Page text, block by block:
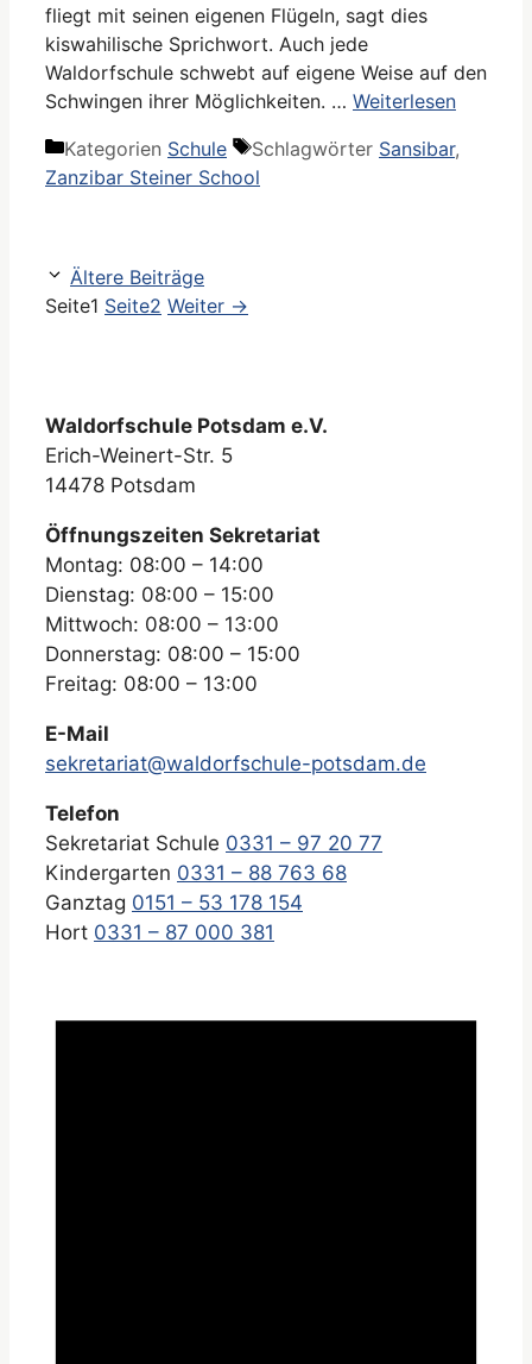
fliegt mit seinen eigenen Flügeln, sagt dies
kiswahilische Sprichwort. Auch jede
Waldorfschule schwebt auf eigene Weise auf den
Schwingen ihrer Möglichkeiten. … Weiterlesen
Kategorien Schule Schlagwörter Sansibar,
Zanzibar Steiner School
Ältere Beiträge
Seite1 Seite2 Weiter →
Waldorfschule Potsdam e.V.
Erich-Weinert-Str. 5
14478 Potsdam
Öffnungszeiten Sekretariat
Montag: 08:00 – 14:00
Dienstag: 08:00 – 15:00
Mittwoch: 08:00 – 13:00
Donnerstag: 08:00 – 15:00
Freitag: 08:00 – 13:00
E-Mail
sekretariat@waldorfschule-potsdam.de
Telefon
Sekretariat Schule 0331 – 97 20 77
Kindergarten 0331 – 88 763 68
Ganztag 0151 – 53 178 154
Hort 0331 – 87 000 381